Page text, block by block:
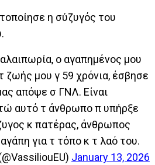
η σύζυγός του
ο αγαπημένος μου
ζωής μου γ 59 χρόνια, έσβησε
απόψε σ ΓΝΛ. Είναι
αυτό τ άνθρωπο π υπήρξε
κ πατέρας, άνθρωπος
για τ τόπο κ τ λαό του.
January 13, 2026